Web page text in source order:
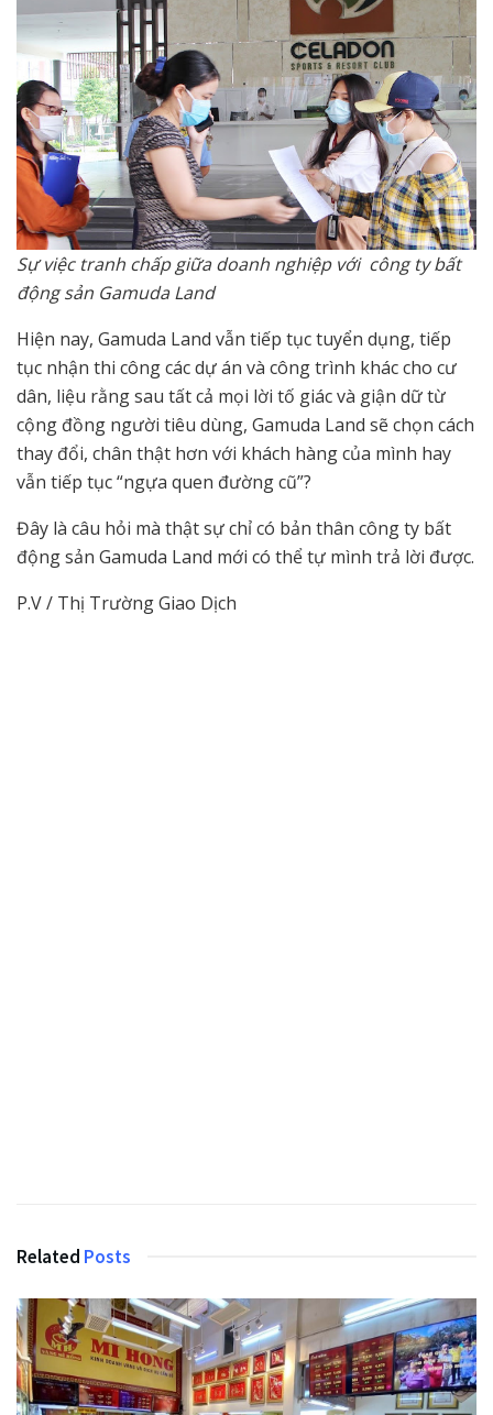
Sự việc tranh chấp giữa doanh nghiệp với công ty bất
động sản Gamuda Land
Hiện nay, Gamuda Land vẫn tiếp tục tuyển dụng, tiếp
tục nhận thi công các dự án và công trình khác cho cư
dân, liệu rằng sau tất cả mọi lời tố giác và giận dữ từ
cộng đồng người tiêu dùng, Gamuda Land sẽ chọn cách
thay đổi, chân thật hơn với khách hàng của mình hay
vẫn tiếp tục “ngựa quen đường cũ”?
Đây là câu hỏi mà thật sự chỉ có bản thân công ty bất
động sản Gamuda Land mới có thể tự mình trả lời được.
P.V / Thị Trường Giao Dịch
Related Posts